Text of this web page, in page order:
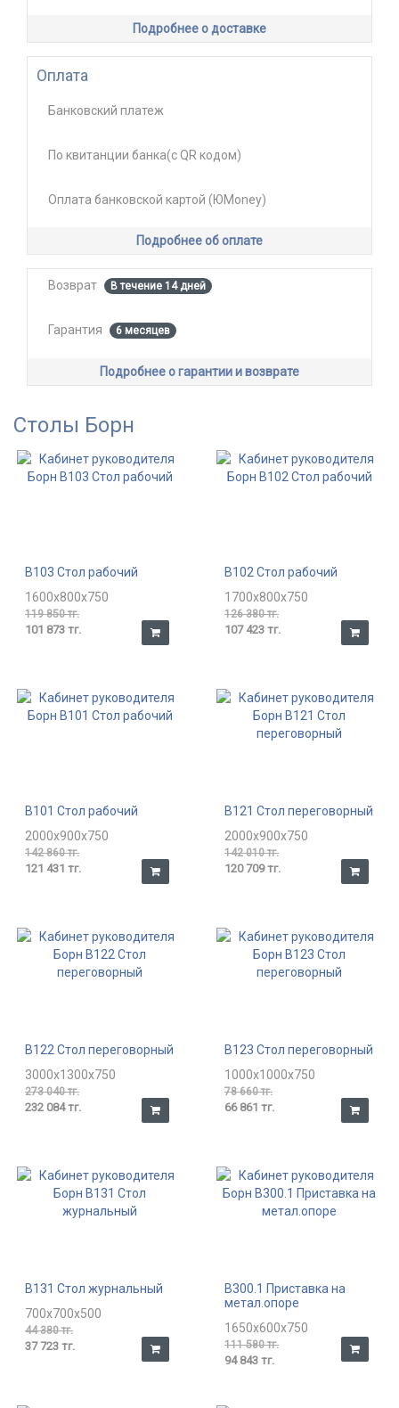
Подробнее о доставке
Оплата
Банковский платеж
По квитанции банка(с QR кодом)
Оплата банковской картой (ЮMoney)
Подробнее об оплате
Возврат В течение 14 дней
Гарантия 6 месяцев
Подробнее о гарантии и возврате
Столы Борн
В103 Стол рабочий
1600x800x750
119 850 тг.
101 873 тг.
В102 Стол рабочий
1700x800x750
126 380 тг.
107 423 тг.
В101 Стол рабочий
2000x900x750
142 860 тг.
121 431 тг.
В121 Стол переговорный
2000x900x750
142 010 тг.
120 709 тг.
В122 Стол переговорный
3000x1300x750
273 040 тг.
232 084 тг.
В123 Стол переговорный
1000x1000x750
78 660 тг.
66 861 тг.
В131 Стол журнальный
700x700x500
44 380 тг.
37 723 тг.
В300.1 Приставка на
метал.опоре
1650x600x750
111 580 тг.
94 843 тг.